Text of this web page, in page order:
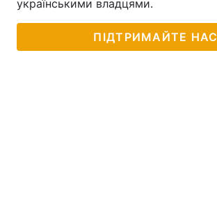
українськими владцями.
ПІДТРИМАЙТЕ НАС